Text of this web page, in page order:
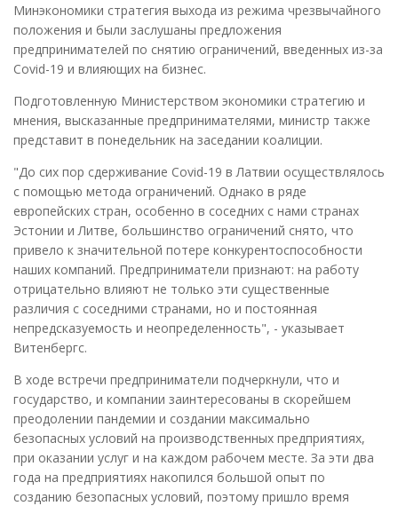
Минэкономики стратегия выхода из режима чрезвычайного
положения и были заслушаны предложения
предпринимателей по снятию ограничений, введенных из-за
Covid-19 и влияющих на бизнес.
Подготовленную Министерством экономики стратегию и
мнения, высказанные предпринимателями, министр также
представит в понедельник на заседании коалиции.
"До сих пор сдерживание Covid-19 в Латвии осуществлялось
с помощью метода ограничений. Однако в ряде
европейских стран, особенно в соседних с нами странах
Эстонии и Литве, большинство ограничений снято, что
привело к значительной потере конкурентоспособности
наших компаний. Предприниматели признают: на работу
отрицательно влияют не только эти существенные
различия с соседними странами, но и постоянная
непредсказуемость и неопределенность", - указывает
Витенбергс.
В ходе встречи предприниматели подчеркнули, что и
государство, и компании заинтересованы в скорейшем
преодолении пандемии и создании максимально
безопасных условий на производственных предприятиях,
при оказании услуг и на каждом рабочем месте. За эти два
года на предприятиях накопился большой опыт по
созданию безопасных условий, поэтому пришло время